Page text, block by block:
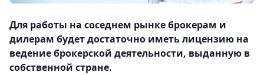
Для работы на соседнем рынке брокерам и
дилерам будет достаточно иметь лицензию на
ведение брокерской деятельности, выданную в
собственной стране.